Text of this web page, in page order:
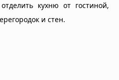
кухню от гостиной,
и стен.